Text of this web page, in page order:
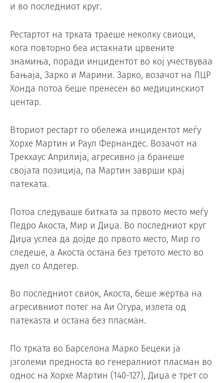
и во последниот круг.
Рестартот на трката траеше неколку свиоци,
кога повторно беа истакнати црвените
знамиња, поради инцидентот во кој учествуваа
Бањаја, Зарко и Марини. Зарко, возачот на ЛЦР
Хонда потоа беше пренесен во медицинскиот
центар.
Вториот рестарт го обележа инцидентот меѓу
Хорхе Мартин и Раул Фернандес. Возачот на
Трекхаус Априлија, агресивно ја бранеше
својата позиција, па Мартин заврши крај
патеката.
Потоа следуваше битката за првото место меѓу
Педро Акоста, Мир и Диџа. Во последниот круг
Диџа успеа да дојде до првото место, Мир го
следеше, а Акоста остана без третото место во
дуел со Алдегер.
Во последниот свиок, Акоста, беше жертва на
агресивниот потег на Аи Огура, излета од
патекаѕта и остана без пласман.
По трката во Барселона Марко Бецеки ја
јзголеми предноста во генералниот пласман во
однос на Хорхе Мартин (140-127), Диџа е трет со